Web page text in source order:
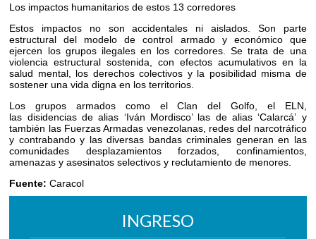
Los impactos humanitarios de estos 13 corredores
Estos impactos no son accidentales ni aislados. Son parte
estructural del modelo de control armado y económico que
ejercen los grupos ilegales en los corredores. Se trata de una
violencia estructural sostenida, con efectos acumulativos en la
salud mental, los derechos colectivos y la posibilidad misma de
sostener una vida digna en los territorios.
Los grupos armados como el Clan del Golfo, el ELN,
las disidencias de alias ‘Iván Mordisco’ las de alias ‘Calarcá’ y
también las Fuerzas Armadas venezolanas, redes del narcotráfico
y contrabando y las diversas bandas criminales generan en las
comunidades desplazamientos forzados, confinamientos,
amenazas y asesinatos selectivos y reclutamiento de menores.
Fuente:Caracol
INGRESO